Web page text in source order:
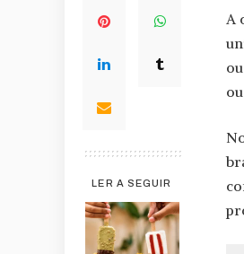
LER A SEGUIR
A